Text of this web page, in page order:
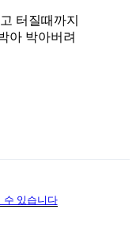
터질때까지
아 박아버려
수 있습니다